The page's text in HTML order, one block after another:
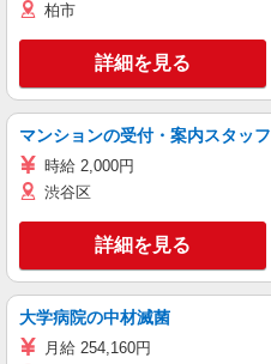
柏市
詳細を見る
マンションの受付・案内スタッフ
時給 2,000円
渋谷区
詳細を見る
大学病院の中材滅菌
月給 254,160円